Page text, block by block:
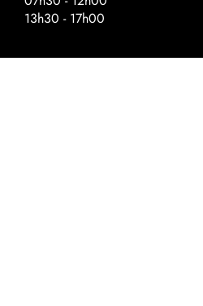
13h30 - 17h00